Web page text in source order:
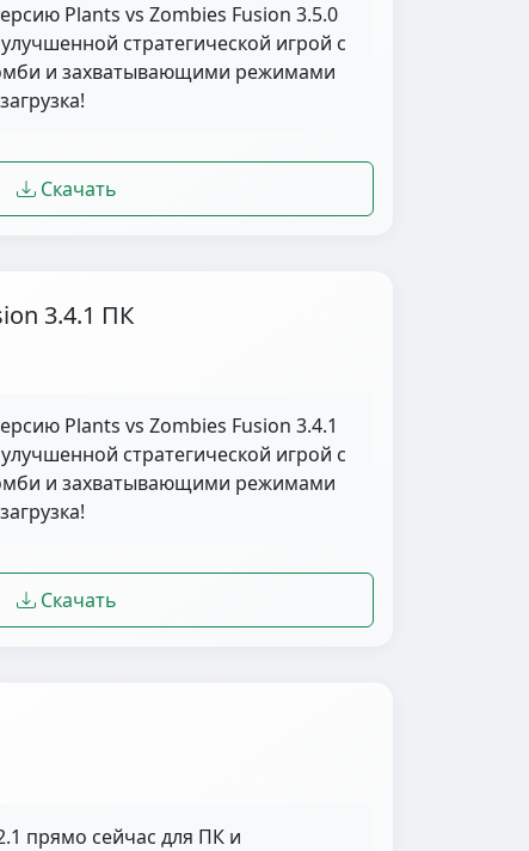
Plants vs Zombies Fusion 3.5.0
стратегической игрой с
и захватывающими режимами
Скачать
3.4.1 ПК
Plants vs Zombies Fusion 3.4.1
стратегической игрой с
и захватывающими режимами
Скачать
прямо сейчас для ПК и